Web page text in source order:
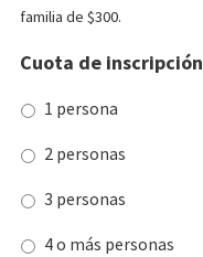
familia de $300.
Cuota de inscripción
1 persona
2 personas
3 personas
4 o más personas